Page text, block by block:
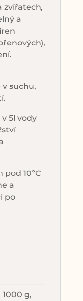
zvířatech,
a
suchu,
5l vody
10ºC
a
po
1000 g,